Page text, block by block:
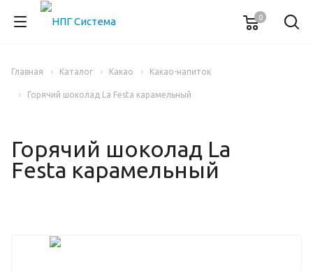
0
Главная Каталог Какао Какао-напиток
Горячий шоколад La Festa карамельный
Горячий шоколад La
Festa карамельный